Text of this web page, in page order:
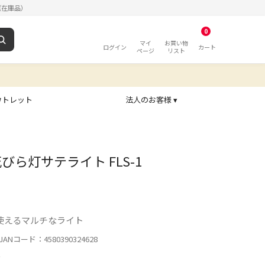
庫品）
ログイン
マイ
ページ
お買い物
リスト
0
カート
レット 法人のお客様 ▾
ら灯サテライト FLS-1
るマルチなライト
コード：4580390324628